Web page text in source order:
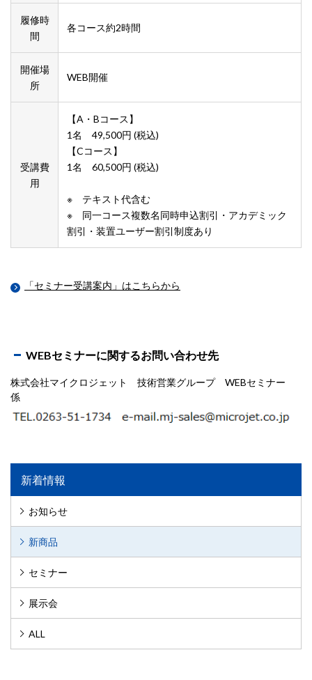
履修時
間
各コース約2時間
開催場
所
WEB開催
受講費
用
【A・Bコース】
1名 49,500円 (税込)
【Cコース】
1名 60,500円 (税込)
※ テキスト代含む
※ 同一コース複数名同時申込割引・アカデミック
割引・装置ユーザー割引制度あり
「セミナー受講案内」はこちらから
WEBセミナーに関するお問い合わせ先
株式会社マイクロジェット 技術営業グループ WEBセミナー
係
新着情報
お知らせ
新商品
セミナー
展示会
ALL